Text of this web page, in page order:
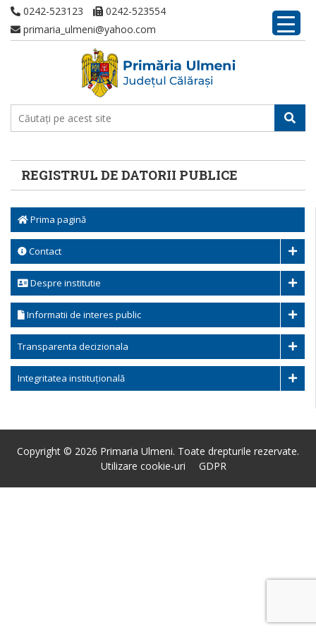
0242-523123
0242-523554
primaria_ulmeni@yahoo.com
REGISTRUL DE DATORII PUBLICE
Prima pagină
Contact
Despre institutie
Informatii de interes public
Transparenta decizionala
Integritatea instituțională
Copyright © 2026 Primaria Ulmeni. Toate drepturile rezervate.
Utilizare cookie-uri
GDPR